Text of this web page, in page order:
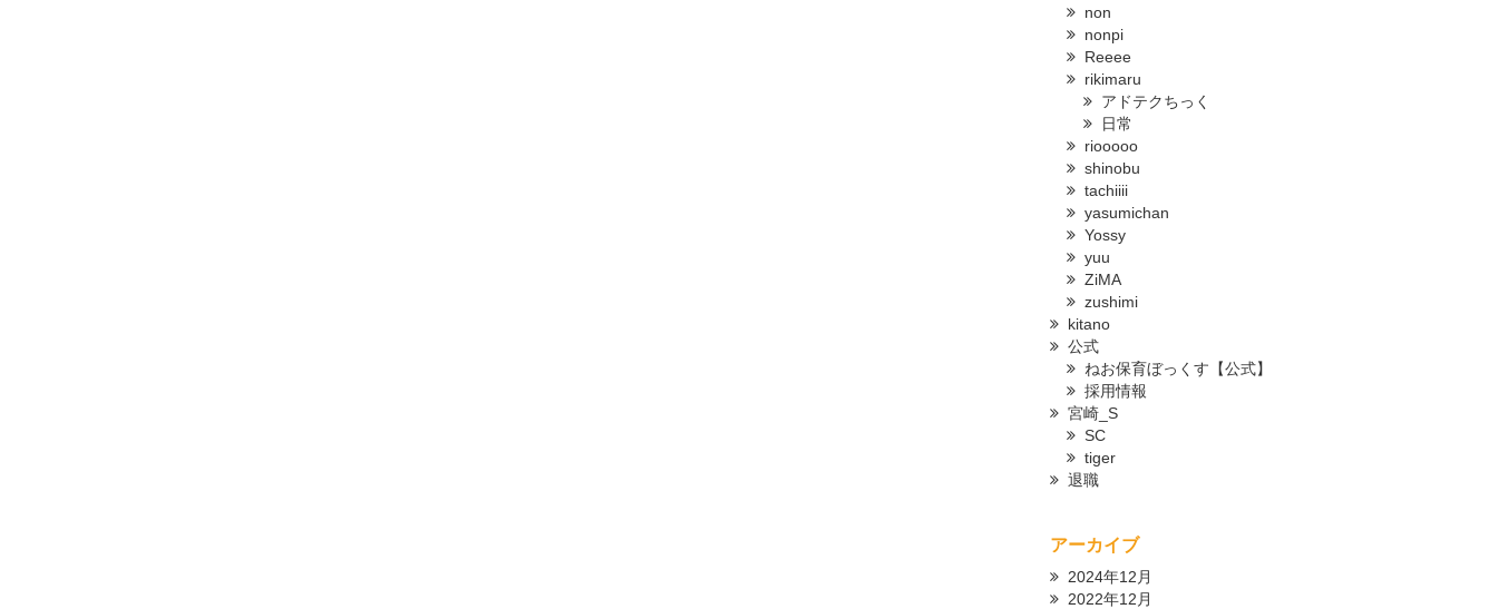
non
nonpi
Reeee
rikimaru
アドテクちっく
日常
riooooo
shinobu
tachiiii
yasumichan
Yossy
yuu
ZiMA
zushimi
kitano
公式
ねお保育ぼっくす【公式】
採用情報
宮崎_S
SC
tiger
退職
アーカイブ
2024年12月
2022年12月